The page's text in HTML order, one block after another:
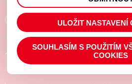
Poradíme a pomůžeme
Chráněné pracoviště
prohlížené zboží apod.
ULOŽIT NASTAVENÍ
SOUHLASÍM S POUŽITÍM
COOKIES